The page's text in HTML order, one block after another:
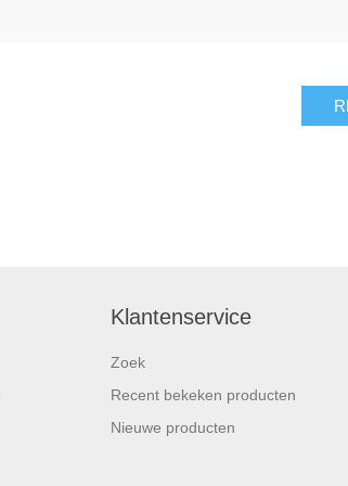
Klantenservice
Zoek
Recent bekeken producten
Nieuwe producten